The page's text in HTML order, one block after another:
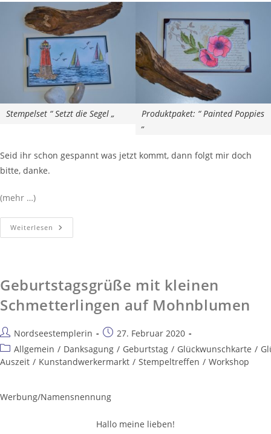
Stempelset “ Setzt die Segel „
Produktpaket: “ Painted Poppies
„
Seid ihr schon gespannt was jetzt kommt, dann folgt mir doch
bitte, danke.
(mehr …)
Weiterlesen
Geburtstagsgrüße mit kleinen
Schmetterlingen auf Mohnblumen
Nordseestemplerin
27. Februar 2020
Allgemein / Danksagung / Geburtstag / Glückwunschkarte /
Auszeit / Kunstandwerkermarkt / Stempeltreffen / Workshop
Werbung/Namensnennung
Hallo meine lieben!